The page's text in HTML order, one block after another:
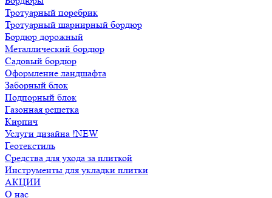
Тротуарный поребрик
Тротуарный шарнирный бордюр
Бордюр дорожный
Металлический бордюр
Садовый бордюр
Оформление ландшафта
Заборный блок
Подпорный блок
Газонная решетка
Кирпич
Услуги дизайна !NEW
Геотекстиль
Средства для ухода за плиткой
Инструменты для укладки плитки
АКЦИИ
О нас